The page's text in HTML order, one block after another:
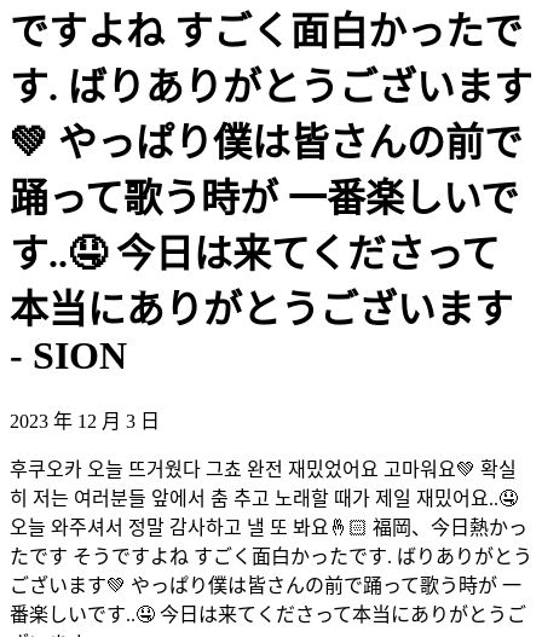
ですよね すごく面白かったで
す. ばりありがとうございます
💚 やっぱり僕は皆さんの前で
踊って歌う時が 一番楽しいで
す..🤤 今日は来てくださって
本当にありがとうございます
- SION
2023 年 12 月 3 日
후쿠오카 오늘 뜨거웠다 그쵸 완전 재밌었어요 고마워요💚 확실
히 저는 여러분들 앞에서 춤 추고 노래할 때가 제일 재밌어요..🤤
오늘 와주셔서 정말 감사하고 낼 또 봐요🤞🏻 福岡、今日熱かっ
たです そうですよね すごく面白かったです. ばりありがとう
ございます💚 やっぱり僕は皆さんの前で踊って歌う時が 一
番楽しいです..🤤 今日は来てくださって本当にありがとうご